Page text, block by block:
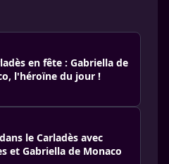
en fête : Gabriella de
l'héroïne du jour !
le Carladès avec
et Gabriella de Monaco